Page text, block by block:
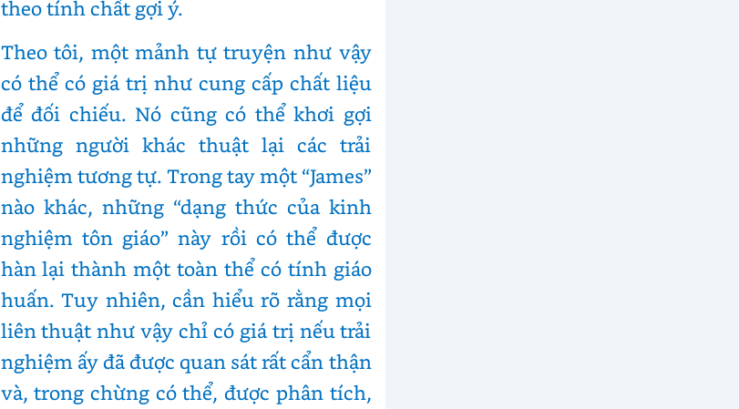
theo tính chất gợi ý.
Theo tôi, một mảnh tự truyện như vậy
có thể có giá trị như cung cấp chất liệu
để đối chiếu. Nó cũng có thể khơi gợi
những người khác thuật lại các trải
nghiệm tương tự. Trong tay một “James”
nào khác, những “dạng thức của kinh
nghiệm tôn giáo” này rồi có thể được
hàn lại thành một toàn thể có tính giáo
huấn. Tuy nhiên, cần hiểu rõ rằng mọi
liên thuật như vậy chỉ có giá trị nếu trải
nghiệm ấy đã được quan sát rất cẩn thận
và, trong chừng có thể, được phân tích,